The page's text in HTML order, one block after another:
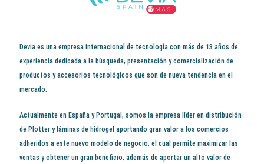
Devia es una empresa internacional de tecnología con más de 13 años de
experiencia dedicada a la búsqueda, presentación y comercialización de
productos y accesorios tecnológicos que son de nueva tendencia en el
mercado.
Actualmente en España y Portugal, somos la empresa líder en distribución
de Plotter y láminas de hidrogel aportando gran valor a los comercios
adheridos a este nuevo modelo de negocio, el cual permite maximizar las
ventas y obtener un gran beneficio, además de aportar un alto valor de